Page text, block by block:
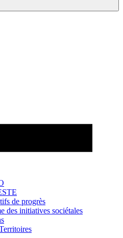
de progrès
des initiatives sociétales